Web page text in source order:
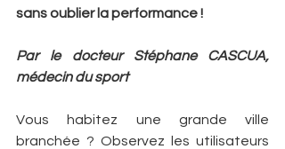
sans oublier la performance !
Par le docteur Stéphane CASCUA,
médecin du sport
Vous habitez une grande ville
branchée ? Observez les utilisateurs